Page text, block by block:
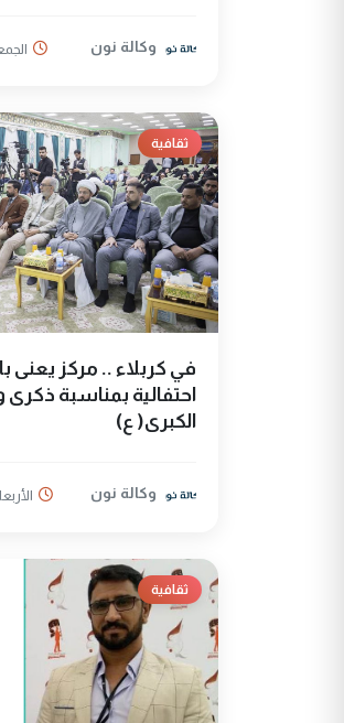
وكالة نون الجمعة 09 كانون
ثقافية
في كربلاء .. مركز يعنى
احتفالية بمناسبة ذكرى
الكبرى( ع)
وكالة نون الأربعاء 30 تشرين
ثقافية